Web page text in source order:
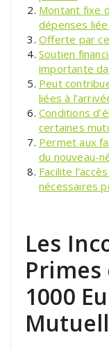
Montant fixe
dépenses
Offerte par
Soutien
importante
Peut
liées à
Conditions
certaines
Permet aux
du nouveau-
Facilite
nécessaires
Les
Primes
1000